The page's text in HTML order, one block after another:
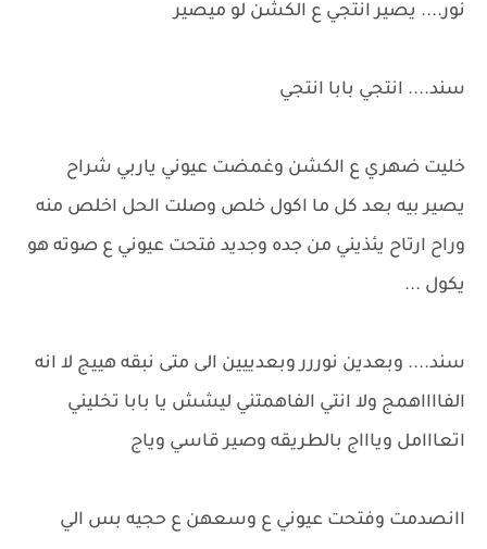
نور.... يصير انتجي ع الكشن لو ميصير
سند.... انتجي بابا انتجي
خليت ضهري ع الكشن وغمضت عيوني ياربي شراح
يصير بيه بعد كل ما اكول خلص وصلت الحل اخلص منه
وراح ارتاح يئذيني من جده وجديد فتحت عيوني ع صوته هو
يكول ...
سند.... وبعدين نوررر وبعدييين الى متى نبقه هييج لا انه
الفااااهمج ولا انتي الفاهمتني ليشش يا بابا تخليني
اتعااامل وياااج بالطريقه وصير قاسي وياج
اانصدمت وفتحت عيوني ع وسعهن ع حجيه بس الي